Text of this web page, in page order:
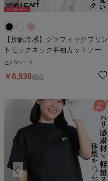
30%OFF
【接触冷感】グラフィックプリン
トモックネック半袖カットソー
ビバハート
￥6,930税込
30%OFF